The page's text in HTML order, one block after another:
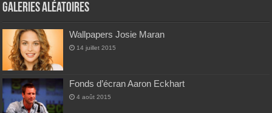
Galeries Aléatoires
Wallpapers Josie Maran
14 juillet 2015
Fonds d’écran Aaron Eckhart
4 août 2015